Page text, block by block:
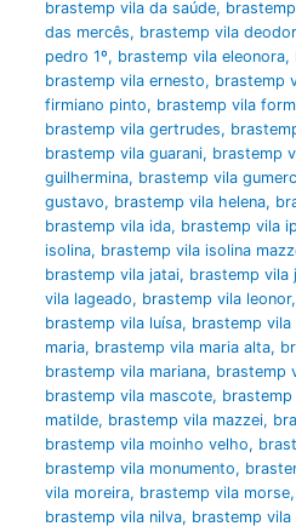
brastemp vila da saúde,
das mercês, brastemp vila
pedro 1º, brastemp vila eleonora,
brastemp vila ernesto, brastemp
firmiano pinto, brastemp vila
brastemp vila gertrudes,
brastemp vila guarani, brastemp
guilhermina, brastemp vila
gustavo, brastemp vila helena,
brastemp vila ida, brastemp vila
isolina, brastemp vila isolina
brastemp vila jatai, brastemp vila
vila lageado, brastemp vila leonor,
brastemp vila luísa, brastemp vila
maria, brastemp vila maria alta,
brastemp vila mariana, brastemp
brastemp vila mascote, brastemp
matilde, brastemp vila mazzei,
brastemp vila moinho velho,
brastemp vila monumento,
vila moreira, brastemp vila morse,
brastemp vila nilva, brastemp vila